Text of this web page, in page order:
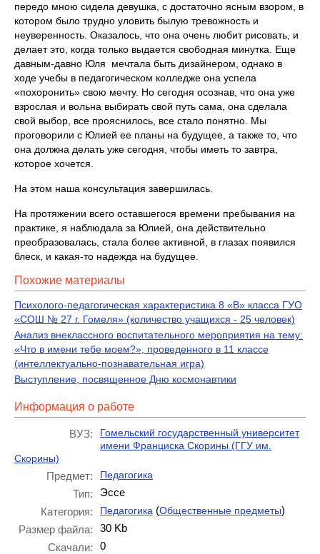
передо мною сидела девушка, с достаточно ясным взором, в
котором было трудно уловить былую тревожность и
неуверенность. Оказалось, что она очень любит рисовать, и
делает это, когда только выдается свободная минутка. Еще
давным-давно Юля мечтала быть дизайнером, однако в
ходе учебы в педагогическом колледже она успела
«похоронить» свою мечту. Но сегодня осознав, что она уже
взрослая и вольна выбирать свой путь сама, она сделала
свой выбор, все прояснилось, все стало понятно. Мы
проговорили с Юлией ее планы на будущее, а также то, что
она должна делать уже сегодня, чтобы иметь то завтра,
которое хочется.
На этом наша консультация завершилась.
На протяжении всего оставшегося времени пребывания на
практике, я наблюдала за Юлией, она действительно
преобразовалась, стала более активной, в глазах появился
блеск, и какая-то надежда на будущее.
Похожие материалы
Психолого-педагогическая характеристика 8 «В» класса ГУО
«СОШ № 27 г. Гомеля» (количество учащихся - 25 человек)
Анализ внеклассного воспитательного мероприятия на тему:
«Что в имени тебе моем?», проведенного в 11 классе
(интеллектуально-познавательная игра)
Выступление, посвященное Дню космонавтики
Информация о работе
ВУЗ:
Гомельский государственный университет
имени Франциска Скорины (ГГУ им.
Скорины)
Предмет: Педагогика
Тип:
Эссе
Категория:
Педагогика (Общественные предметы)
Размер файла:
30 Kb
Скачали:
0